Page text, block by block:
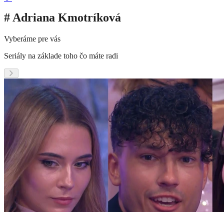
# Adriana Kmotríková
Vyberáme pre vás
Seriály na základe toho čo máte radi